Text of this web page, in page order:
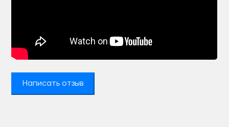
Написать отзыв